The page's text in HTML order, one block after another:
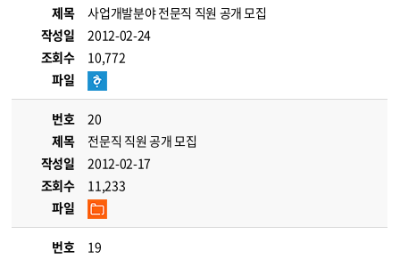
제목
사업개발분야 전문직 직원 공개 모집
작성일
2012-02-24
조회수
10,772
파일
번호
20
제목
전문직 직원 공개 모집
작성일
2012-02-17
조회수
11,233
파일
번호
19